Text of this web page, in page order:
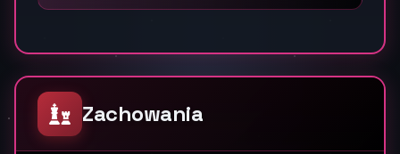
Zachowania